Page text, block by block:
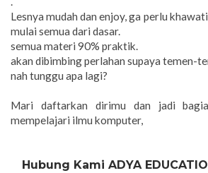
Lesnya mudah dan enjoy, ga perlu
mulai semua dari dasar.
semua materi 90% praktik.
akan dibimbing perlahan supaya temen-
nah tunggu apa lagi?
Mari daftarkan dirimu dan jadi
mempelajari ilmu komputer,
Hubung Kami ADYA